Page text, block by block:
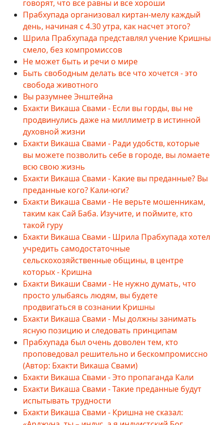
говорят, что все равны и все хороши
Прабхупада организовал киртан-мелу каждый
день, начиная с 4.30 утра, как насчет этого?
Шрила Прабхупада представлял учение Кришны
смело, без компромиссов
Не может быть и речи о мире
Быть свободным делать все что хочется - это
свобода животного
Вы разумнее Энштейна
Бхакти Викаша Свами - Если вы горды, вы не
продвинулись даже на миллиметр в истинной
духовной жизни
Бхакти Викаша Свами - Ради удобств, которые
вы можете позволить себе в городе, вы ломаете
всю свою жизнь
Бхакти Викаша Свами - Какие вы преданные? Вы
преданные кого? Кали-юги?
Бхакти Викаша Свами - Не верьте мошенникам,
таким как Сай Баба. Изучите, и поймите, кто
такой гуру
Бхакти Викаша Свами - Шрила Прабхупада хотел
учредить самодостаточные
сельскохозяйственные общины, в центре
которых - Кришна
Бхакти Викаши Свами - Не нужно думать, что
просто улыбаясь людям, вы будете
продвигаться в сознании Кришны
Бхакти Викаша Свами - Мы должны занимать
ясную позицию и следовать принципам
Прабхупада был очень доволен тем, кто
проповедовал решительно и бескомпромиссно
(Автор: Бхакти Викаша Свами)
Бхакти Викаша Свами - Это пропаганда Кали
Бхакти Викаша Свами - Такие преданные будут
испытывать трудности
Бхакти Викаша Свами - Кришна не сказал: